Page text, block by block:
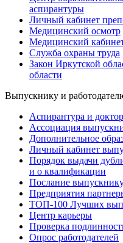
аспирантуры
Личный кабинет
Медицинский осмотр
Медицинский
Служба охраны труда
Закон Иркутской
области
Выпускнику и
Аспирантура и
Ассоциация
Дополнительное
Личный кабинет
Порядок выдачи
и о квалификации
Послание
Предприятия
ТОП-100 Лучших
Центр карьеры
Проверка
Опрос работодателей